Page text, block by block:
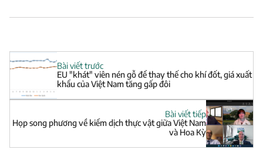
Bài viết trước
EU "khát" viên nén gỗ để thay thế cho khí đốt, giá xuất
khẩu của Việt Nam tăng gấp đôi
Bài viết tiếp
Họp song phương về kiểm dịch thực vật giữa Việt Nam
và Hoa Kỳ